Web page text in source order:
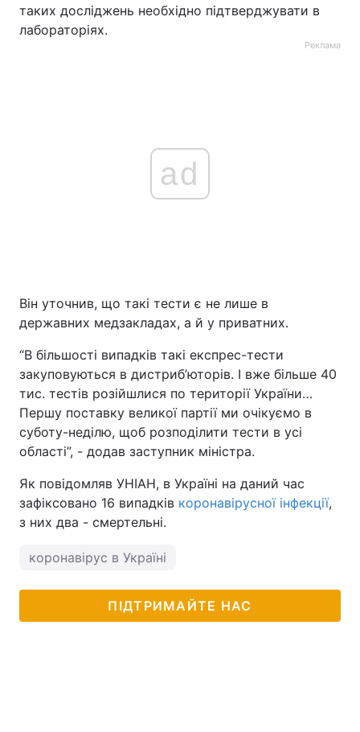
таких досліджень необхідно підтверджувати в
лабораторіях.
Реклама
ad
Він уточнив, що такі тести є не лише в
державних медзакладах, а й у приватних.
“В більшості випадків такі експрес-тести
закуповуються в дистриб’юторів. І вже більше 40
тис. тестів розійшлися по території України…
Першу поставку великої партії ми очікуємо в
суботу-неділю, щоб розподілити тести в усі
області”, - додав заступник міністра.
Як повідомляв УНІАН, в Україні на даний час
зафіксовано 16 випадків коронавірусної інфекції,
з них два - смертельні.
коронавірус в Україні
ПІДТРИМАЙТЕ НАС